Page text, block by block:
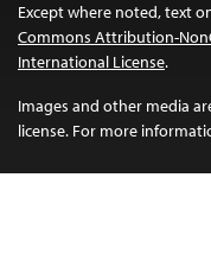
Except where noted, text
Commons Attribution-
International License.
Images and other media
license. For more